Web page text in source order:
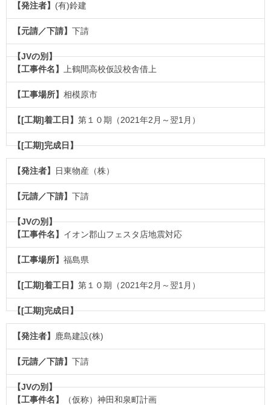
(有)鈴建
下請
上鶴間高校仮設校舎借上
相模原市
第１０期（2021年2月～翌1月）
日東物産（株）
下請
イオン郡山フェスタ店地震対応
福島県
第１０期（2021年2月～翌1月）
鹿島建設(株)
下請
（仮称）神田和泉町計画